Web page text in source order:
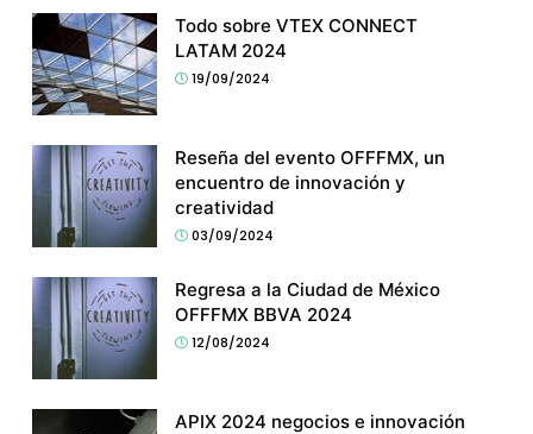
Todo sobre VTEX CONNECT
LATAM 2024
19/09/2024
Reseña del evento OFFFMX, un
encuentro de innovación y
creatividad
03/09/2024
Regresa a la Ciudad de México
OFFFMX BBVA 2024
12/08/2024
APIX 2024 negocios e innovación